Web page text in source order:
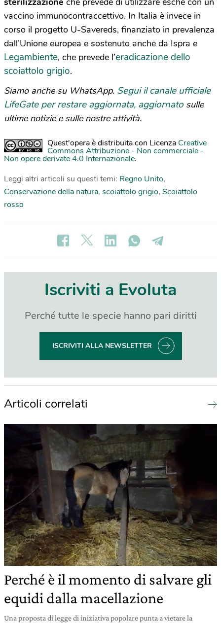
vaccino immunocontraccettivo. In Italia è invece in
corso il progetto U-Savereds, finanziato in prevalenza
dall’Unione europea e sostenuto anche da Ispra e
Legambiente, che prevede l’eradicazione dello
scoiattolo grigio.
Siamo anche su WhatsApp. Segui il canale ufficiale
LifeGate per restare aggiornata, aggiornato sulle
ultime notizie e sulle nostre attività.
Quest'opera è distribuita con Licenza Creative
Commons Attribuzione - Non commerciale -
Non opere derivate 4.0 Internazionale.
Leggi altri articoli su questi temi: Regno Unito,
Conservazione della natura, scoiattolo grigio, Scoiattolo
rosso
Iscriviti a Evoluta
Perché tutte le specie hanno pari diritti
ISCRIVITI ALLA NEWSLETTER
Articoli correlati
Perché è il momento di salvare gli
equidi dalla macellazione
Una proposta di legge di iniziativa popolare punta a vietare la